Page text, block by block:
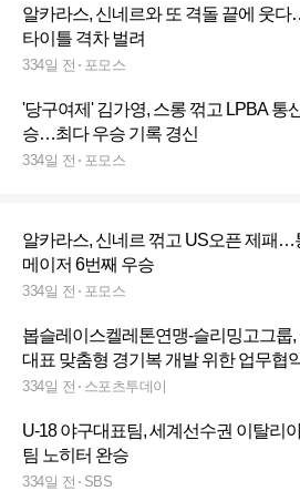
알카라스, 신네르와 또 격돌 끝에 웃
타이틀 격차 벌려
334일 전 포모스
'당구여제' 김가영, 스롱 꺾고 LPBA 통
승…최다 우승 기록 경신
334일 전 포모스
알카라스, 신네르 꺾고 US오픈 제패…
메이저 6번째 우승
334일 전 포모스
봅슬레이스켈레톤연맹-슬리밍고그룹,
대표 맞춤형 경기복 개발 위한 업무협
결
334일 전 스포츠투데이
U-18 야구대표팀, 세계선수권 이탈리
팀 노히터 완승
334일 전 SBS